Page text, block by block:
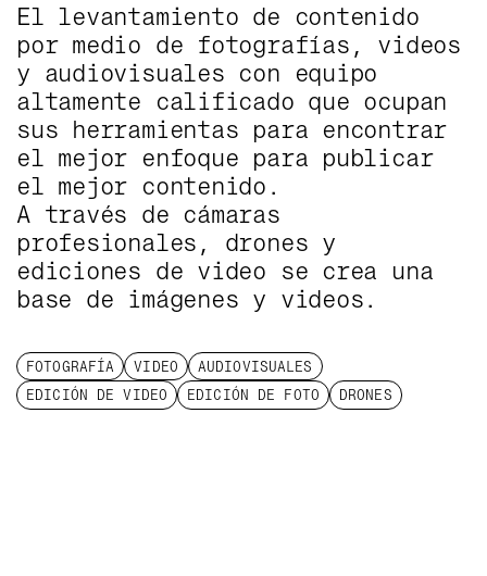
El levantamiento de contenido
por medio de fotografías, videos
y audiovisuales con equipo
altamente calificado que ocupan
sus herramientas para encontrar
el mejor enfoque para publicar
el mejor contenido.
A través de cámaras
profesionales, drones y
ediciones de video se crea una
base de imágenes y videos.
FOTOGRAFÍA VIDEO
AUDIOVISUALES
EDICIÓN DE VIDEO
EDICIÓN DE FOTO DRONES